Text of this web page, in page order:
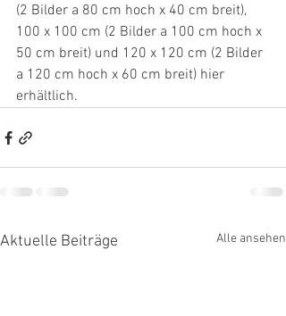
(2 Bilder a 80 cm hoch x 40 cm breit),
100 x 100 cm (2 Bilder a 100 cm hoch x
50 cm breit) und 120 x 120 cm (2 Bilder
a 120 cm hoch x 60 cm breit) hier
erhältlich.
Aktuelle Beiträge Alle ansehen